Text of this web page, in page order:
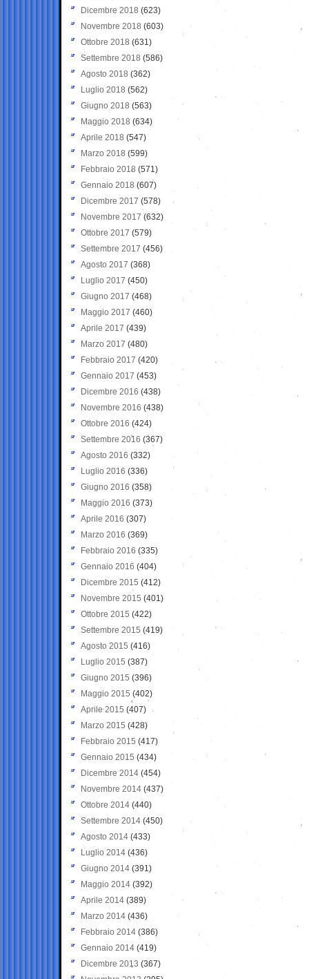
Dicembre 2018 (623)
Novembre 2018 (603)
Ottobre 2018 (631)
Settembre 2018 (586)
Agosto 2018 (362)
Luglio 2018 (562)
Giugno 2018 (563)
Maggio 2018 (634)
Aprile 2018 (547)
Marzo 2018 (599)
Febbraio 2018 (571)
Gennaio 2018 (607)
Dicembre 2017 (578)
Novembre 2017 (632)
Ottobre 2017 (579)
Settembre 2017 (456)
Agosto 2017 (368)
Luglio 2017 (450)
Giugno 2017 (468)
Maggio 2017 (460)
Aprile 2017 (439)
Marzo 2017 (480)
Febbraio 2017 (420)
Gennaio 2017 (453)
Dicembre 2016 (438)
Novembre 2016 (438)
Ottobre 2016 (424)
Settembre 2016 (367)
Agosto 2016 (332)
Luglio 2016 (336)
Giugno 2016 (358)
Maggio 2016 (373)
Aprile 2016 (307)
Marzo 2016 (369)
Febbraio 2016 (335)
Gennaio 2016 (404)
Dicembre 2015 (412)
Novembre 2015 (401)
Ottobre 2015 (422)
Settembre 2015 (419)
Agosto 2015 (416)
Luglio 2015 (387)
Giugno 2015 (396)
Maggio 2015 (402)
Aprile 2015 (407)
Marzo 2015 (428)
Febbraio 2015 (417)
Gennaio 2015 (434)
Dicembre 2014 (454)
Novembre 2014 (437)
Ottobre 2014 (440)
Settembre 2014 (450)
Agosto 2014 (433)
Luglio 2014 (436)
Giugno 2014 (391)
Maggio 2014 (392)
Aprile 2014 (389)
Marzo 2014 (436)
Febbraio 2014 (386)
Gennaio 2014 (419)
Dicembre 2013 (367)